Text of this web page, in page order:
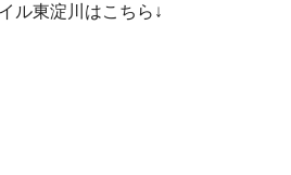
ル東淀川はこちら↓